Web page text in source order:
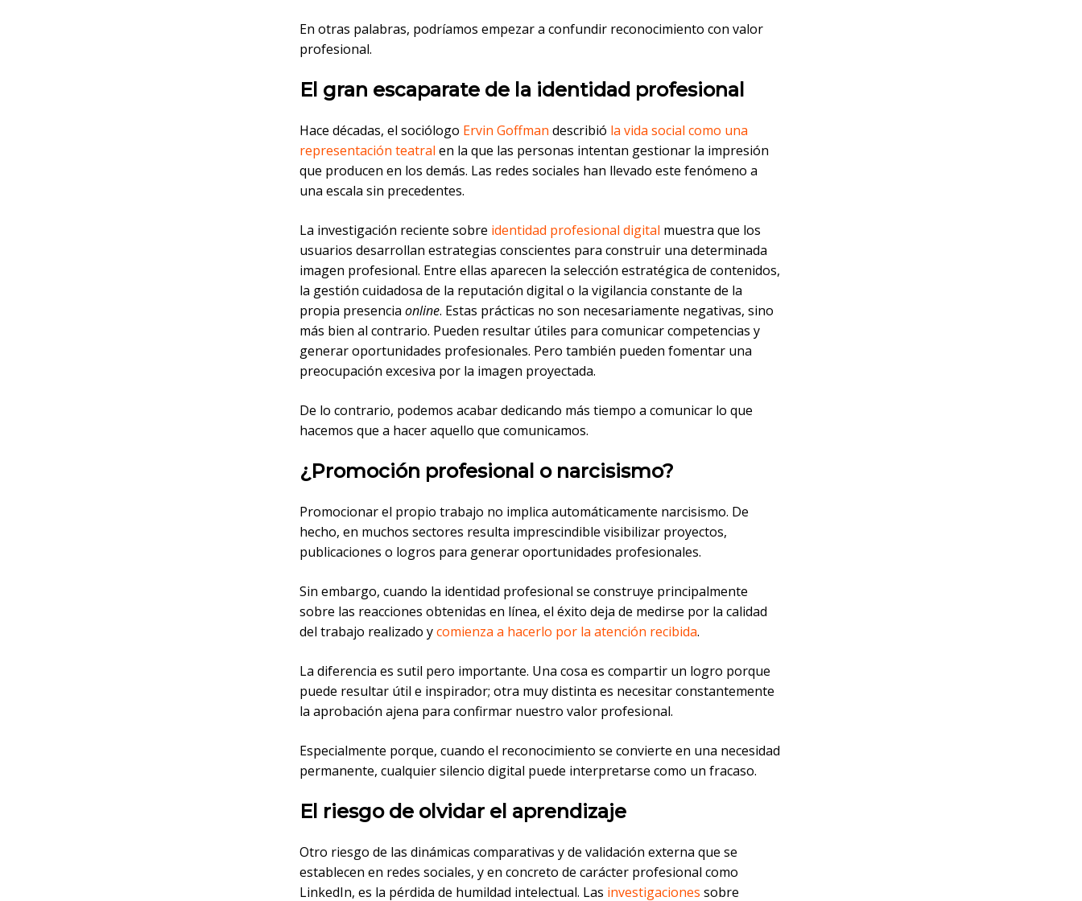
En otras palabras, podríamos empezar a confundir reconocimiento con valor
profesional.
El gran escaparate de la identidad profesional
Hace décadas, el sociólogo Ervin Goffman describió la vida social como una
representación teatral en la que las personas intentan gestionar la impresión
que producen en los demás. Las redes sociales han llevado este fenómeno a
una escala sin precedentes.
La investigación reciente sobre identidad profesional digital muestra que los
usuarios desarrollan estrategias conscientes para construir una determinada
imagen profesional. Entre ellas aparecen la selección estratégica de contenidos,
la gestión cuidadosa de la reputación digital o la vigilancia constante de la
propia presencia online. Estas prácticas no son necesariamente negativas, sino
más bien al contrario. Pueden resultar útiles para comunicar competencias y
generar oportunidades profesionales. Pero también pueden fomentar una
preocupación excesiva por la imagen proyectada.
De lo contrario, podemos acabar dedicando más tiempo a comunicar lo que
hacemos que a hacer aquello que comunicamos.
¿Promoción profesional o narcisismo?
Promocionar el propio trabajo no implica automáticamente narcisismo. De
hecho, en muchos sectores resulta imprescindible visibilizar proyectos,
publicaciones o logros para generar oportunidades profesionales.
Sin embargo, cuando la identidad profesional se construye principalmente
sobre las reacciones obtenidas en línea, el éxito deja de medirse por la calidad
del trabajo realizado ycomienza a hacerlo por la atención recibida.
La diferencia es sutil pero importante. Una cosa es compartir un logro porque
puede resultar útil e inspirador; otra muy distinta es necesitar constantemente
la aprobación ajena para confirmar nuestro valor profesional.
Especialmente porque, cuando el reconocimiento se convierte en una necesidad
permanente, cualquier silencio digital puede interpretarse como un fracaso.
El riesgo de olvidar el aprendizaje
Otro riesgo de las dinámicas comparativas y de validación externa que se
establecen en redes sociales, y en concreto de carácter profesional como
LinkedIn, es la pérdida de humildad intelectual. Las investigaciones sobre